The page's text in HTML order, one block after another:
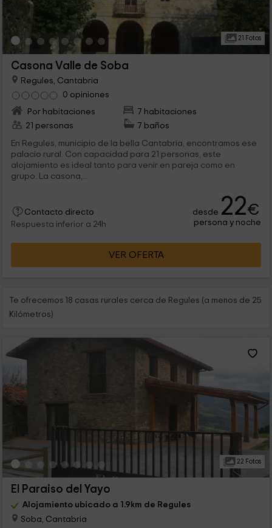
21 Fotos
Casona Valle de Soba
Regules, Cantabria
0 opiniones
Por habitaciones
7 habitaciones
21 personas
7 baños
En Regules, municipio de la bella Cantabria, encontramos ese
palacio rural. Con capacidad para 21 personas, este
alojamiento es ideal tanto para venir en pareja como en
grupo. La casona,...
Contacto directo
Respuesta inferior a 24h
desde 22€
persona y noche
VER OFERTA
Te ofrecemos 18 casas rurales cerca de Regules (a menos de 25
Kilómetros)
22 Fotos
El Paraiso del Yayo
Alojamiento ubicado a 1.9km de Regules
Soba, Cantabria